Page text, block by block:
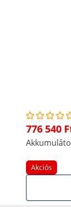
776 540
Akciós